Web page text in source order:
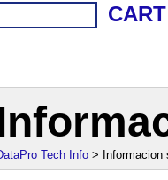
Tech Info > Informacion